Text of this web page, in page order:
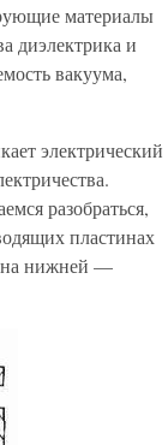
материалы
диэлектрика и
вакуума,
электри­ческий
разоб­раться,
пластинах
на нижней —